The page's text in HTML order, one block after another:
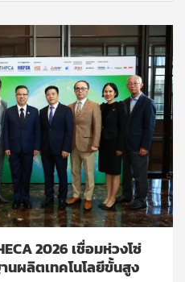
2026 เชื่อมห่วงโซ่
นผลิตเทคโนโลยีขั้นสูง